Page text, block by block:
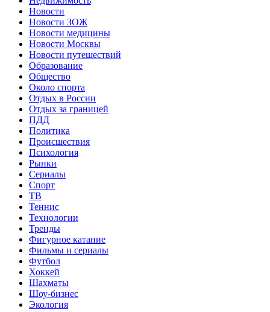
Новости
Новости ЗОЖ
Новости медицины
Новости Москвы
Новости путешествий
Образование
Общество
Около спорта
Отдых в России
Отдых за границей
ПДД
Политика
Происшествия
Психология
Рынки
Сериалы
Спорт
ТВ
Теннис
Технологии
Тренды
Фигурное катание
Фильмы и сериалы
Футбол
Хоккей
Шахматы
Шоу-бизнес
Экология